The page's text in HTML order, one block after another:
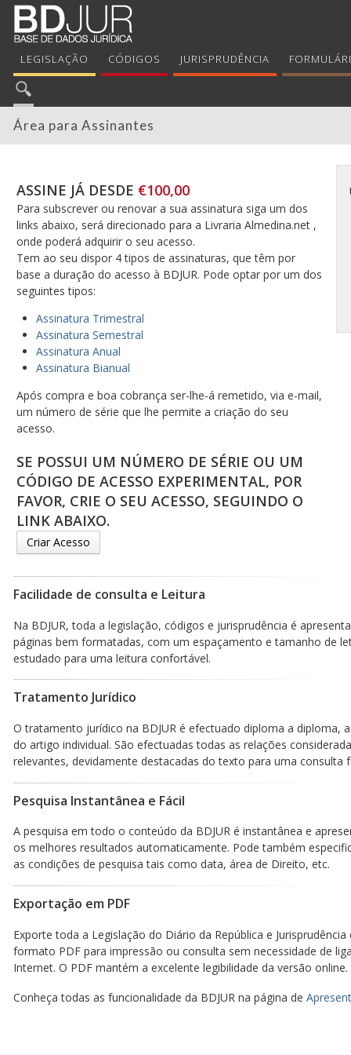
LEGISLAÇÃO CÓDIGOS JURISPRUDÊNCIA
Área para Assinantes
ASSINE JÁ DESDE €100,00
Para subscrever ou renovar a sua assinatura siga um dos
links abaixo, será direcionado para a Livraria Almedina.net ,
onde poderá adquirir o seu acesso.
Tem ao seu dispor 4 tipos de assinaturas, que têm por
base a duração do acesso à BDJUR. Pode optar por um dos
seguintes tipos:
Assinatura Trimestral
Assinatura Semestral
Assinatura Anual
Assinatura Bianual
Após compra e boa cobrança ser-lhe-á remetido, via e-mail,
um número de série que lhe permite a criação do seu
acesso.
SE POSSUI UM NÚMERO DE SÉRIE OU UM
CÓDIGO DE ACESSO EXPERIMENTAL, POR
FAVOR, CRIE O SEU ACESSO, SEGUINDO O
LINK ABAIXO.
Criar Acesso
Facilidade de consulta e Leitura
Na BDJUR, toda a legislação, códigos e jurisprudência é
páginas bem formatadas, com um espaçamento e tamanho de
estudado para uma leitura confortável.
Tratamento Jurídico
O tratamento jurídico na BDJUR é efectuado diploma a diploma,
do artigo individual. São efectuadas todas as relações
relevantes, devidamente destacadas do texto para uma consulta
Pesquisa Instantânea e Fácil
A pesquisa em todo o conteúdo da BDJUR é instantânea e
os melhores resultados automaticamente. Pode também
as condições de pesquisa tais como data, área de Direito, etc.
Exportação em PDF
Exporte toda a Legislação do Diário da República e Jurisprudência
formato PDF para impressão ou consulta sem necessidade de
Internet. O PDF mantém a excelente legibilidade da versão online.
Conheça todas as funcionalidade da BDJUR na página de